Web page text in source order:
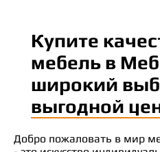
Купите
мебель в
широкий
выгодной
Добро пожаловать в мир